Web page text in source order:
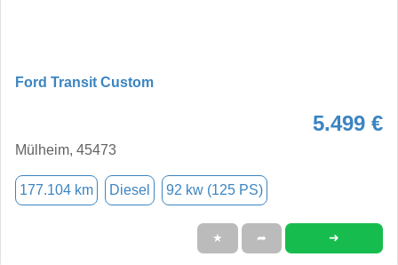
Ford Transit Custom
5.499 €
Mülheim, 45473
177.104 km Diesel 92 kw (125 PS)
★ ➦ ➜